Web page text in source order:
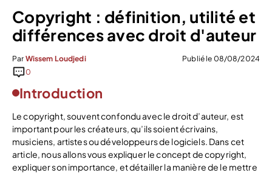
Copyright : définition, utilité et
différences avec droit d'auteur
Par Wissem Loudjedi
Publié le 08/08/2024
0
Introduction
Le copyright, souvent confondu avec le droit d’auteur, est
important pour les créateurs, qu’ils soient écrivains,
musiciens, artistes ou développeurs de logiciels. Dans cet
article, nous allons vous expliquer le concept de copyright,
expliquer son importance, et détailler la manière de le mettre